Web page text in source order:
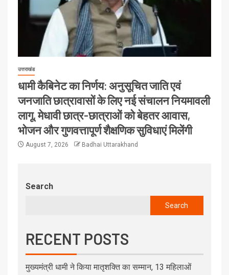
उत्तराखंड
धामी कैबिनेट का निर्णय: अनुसूचित जाति एवं
जनजाति छात्रावासों के लिए नई संचालन नियमावली
लागू, मेधावी छात्र-छात्राओं को बेहतर आवास,
भोजन और गुणवत्तापूर्ण शैक्षणिक सुविधाएं मिलेंगी
August 7, 2026 Badhai Uttarakhand
Search
Search
RECENT POSTS
मुख्यमंत्री धामी ने किया मातृशक्ति का सम्मान, 13 महिलाओं